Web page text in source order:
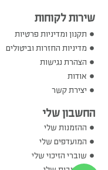
שירות לקוחות
תקנון ומדיניות פרטיות
מדיניות החזרות וביטולים
הצהרת נגישות
אודות
יצירת קשר
החשבון שלי
ההזמנות שלי
המועדפים שלי
שוברי הזיכוי שלי